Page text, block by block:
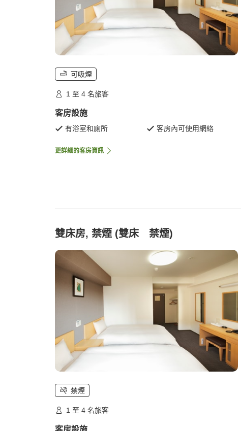
可吸煙
1 至 4 名旅客
客房設施
有浴室和廁所 客房內可使用網絡
更詳細的客房資訊
雙床房, 禁煙 (雙床 禁煙)
禁煙
1 至 4 名旅客